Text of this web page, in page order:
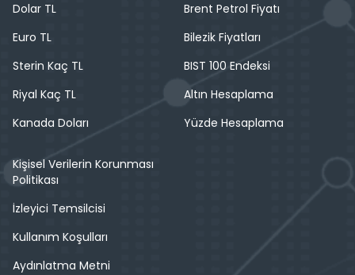
Dolar TL
Euro TL
Sterin Kaç TL
Riyal Kaç TL
Kanada Doları
Brent Petrol Fiyatı
Bilezik Fiyatları
BIST 100 Endeksi
Altın Hesaplama
Yüzde Hesaplama
Kişisel Verilerin Korunması
Politikası
İzleyici Temsilcisi
Kullanım Koşulları
Aydınlatma Metni